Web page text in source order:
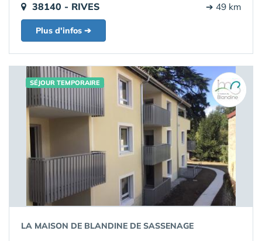
38140 - RIVES ➔ 49 km
Plus d'infos ➔
SÉJOUR TEMPORAIRE
LA MAISON DE BLANDINE DE SASSENAGE